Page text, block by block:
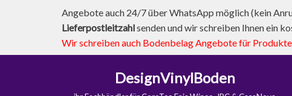
Angebote auch 24/7 über WhatsApp möglich (kein
Lieferpostleitzahlsenden und wir schreiben Ihnen ein
Wir schreiben auch Bodenbelag Angebote für
DesignVinylBoden